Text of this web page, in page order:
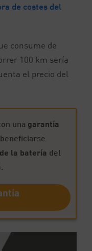
de costes del
consume de
100 km sería
el precio del
una garantía
la batería del